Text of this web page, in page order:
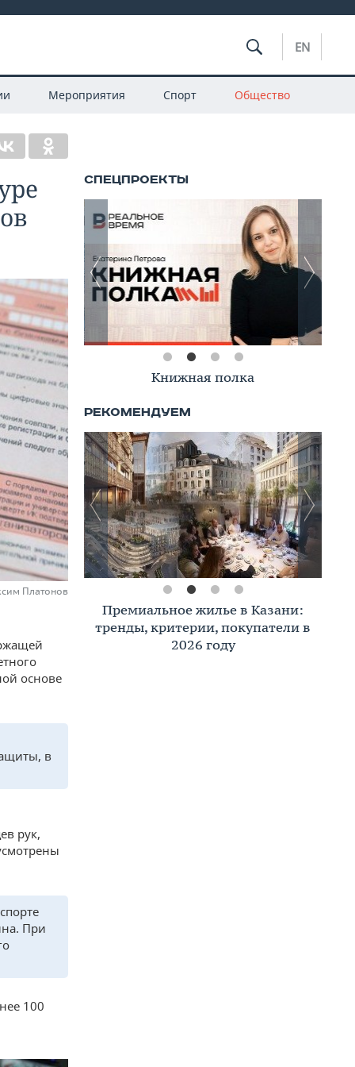
EN
Мероприятия Спорт Общество
Платонов
основе
в
рук,
При
100
Книжная полка
Премиальное жилье в Казани:
тренды, критерии, покупатели в
2026 году